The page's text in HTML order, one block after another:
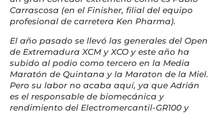
Carrascosa (en el Finisher, filial del equipo
profesional de carretera Ken Pharma).
El año pasado se llevó las generales del Open
de Extremadura XCM y XCO y este año ha
subido al podio como tercero en la Media
Maratón de Quintana y la Maraton de la Miel.
Pero su labor no acaba aquí, ya que Adrián
es el responsable de biomecánica y
rendimiento del Electromercantil-GR100 y